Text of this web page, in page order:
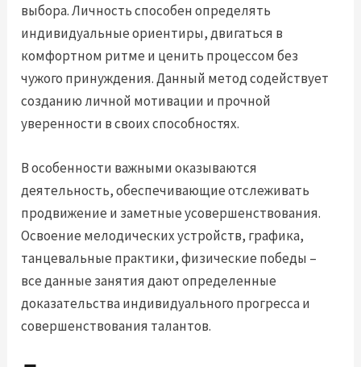
выбора. Личность способен определять
индивидуальные ориентиры, двигаться в
комфортном ритме и ценить процессом без
чужого принуждения. Данный метод содействует
созданию личной мотивации и прочной
уверенности в своих способностях.
В особенности важными оказываются
деятельность, обеспечивающие отслеживать
продвижение и заметные усовершенствования.
Освоение мелодических устройств, графика,
танцевальные практики, физические победы –
все данные занятия дают определенные
доказательства индивидуального прогресса и
совершенствования талантов.